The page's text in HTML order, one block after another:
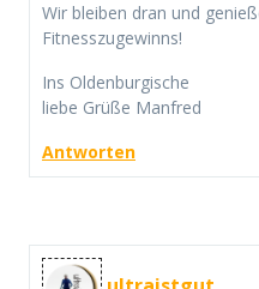
Wir bleiben dran und
Fitnesszugewinns!
Ins Oldenburgische
liebe Grüße Manfred
Antworten